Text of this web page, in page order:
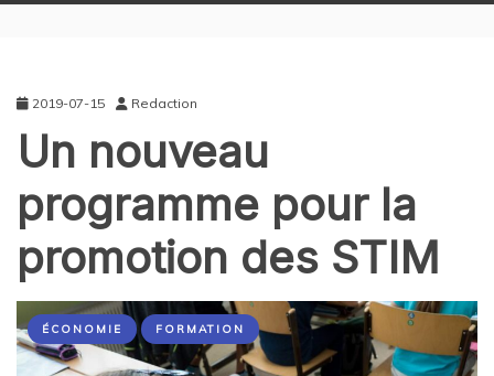
2019-07-15 Redaction
Un nouveau
programme pour la
promotion des STIM
ÉCONOMIE FORMATION